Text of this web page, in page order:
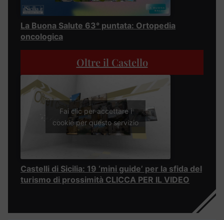
La Buona Salute 63° puntata: Ortopedia
oncologica
Oltre il Castello
Fai clic per accettare i
cookie per questo servizio
Castelli di Sicilia: 19 ‘mini guide’ per la sfida del
turismo di prossimità CLICCA PER IL VIDEO